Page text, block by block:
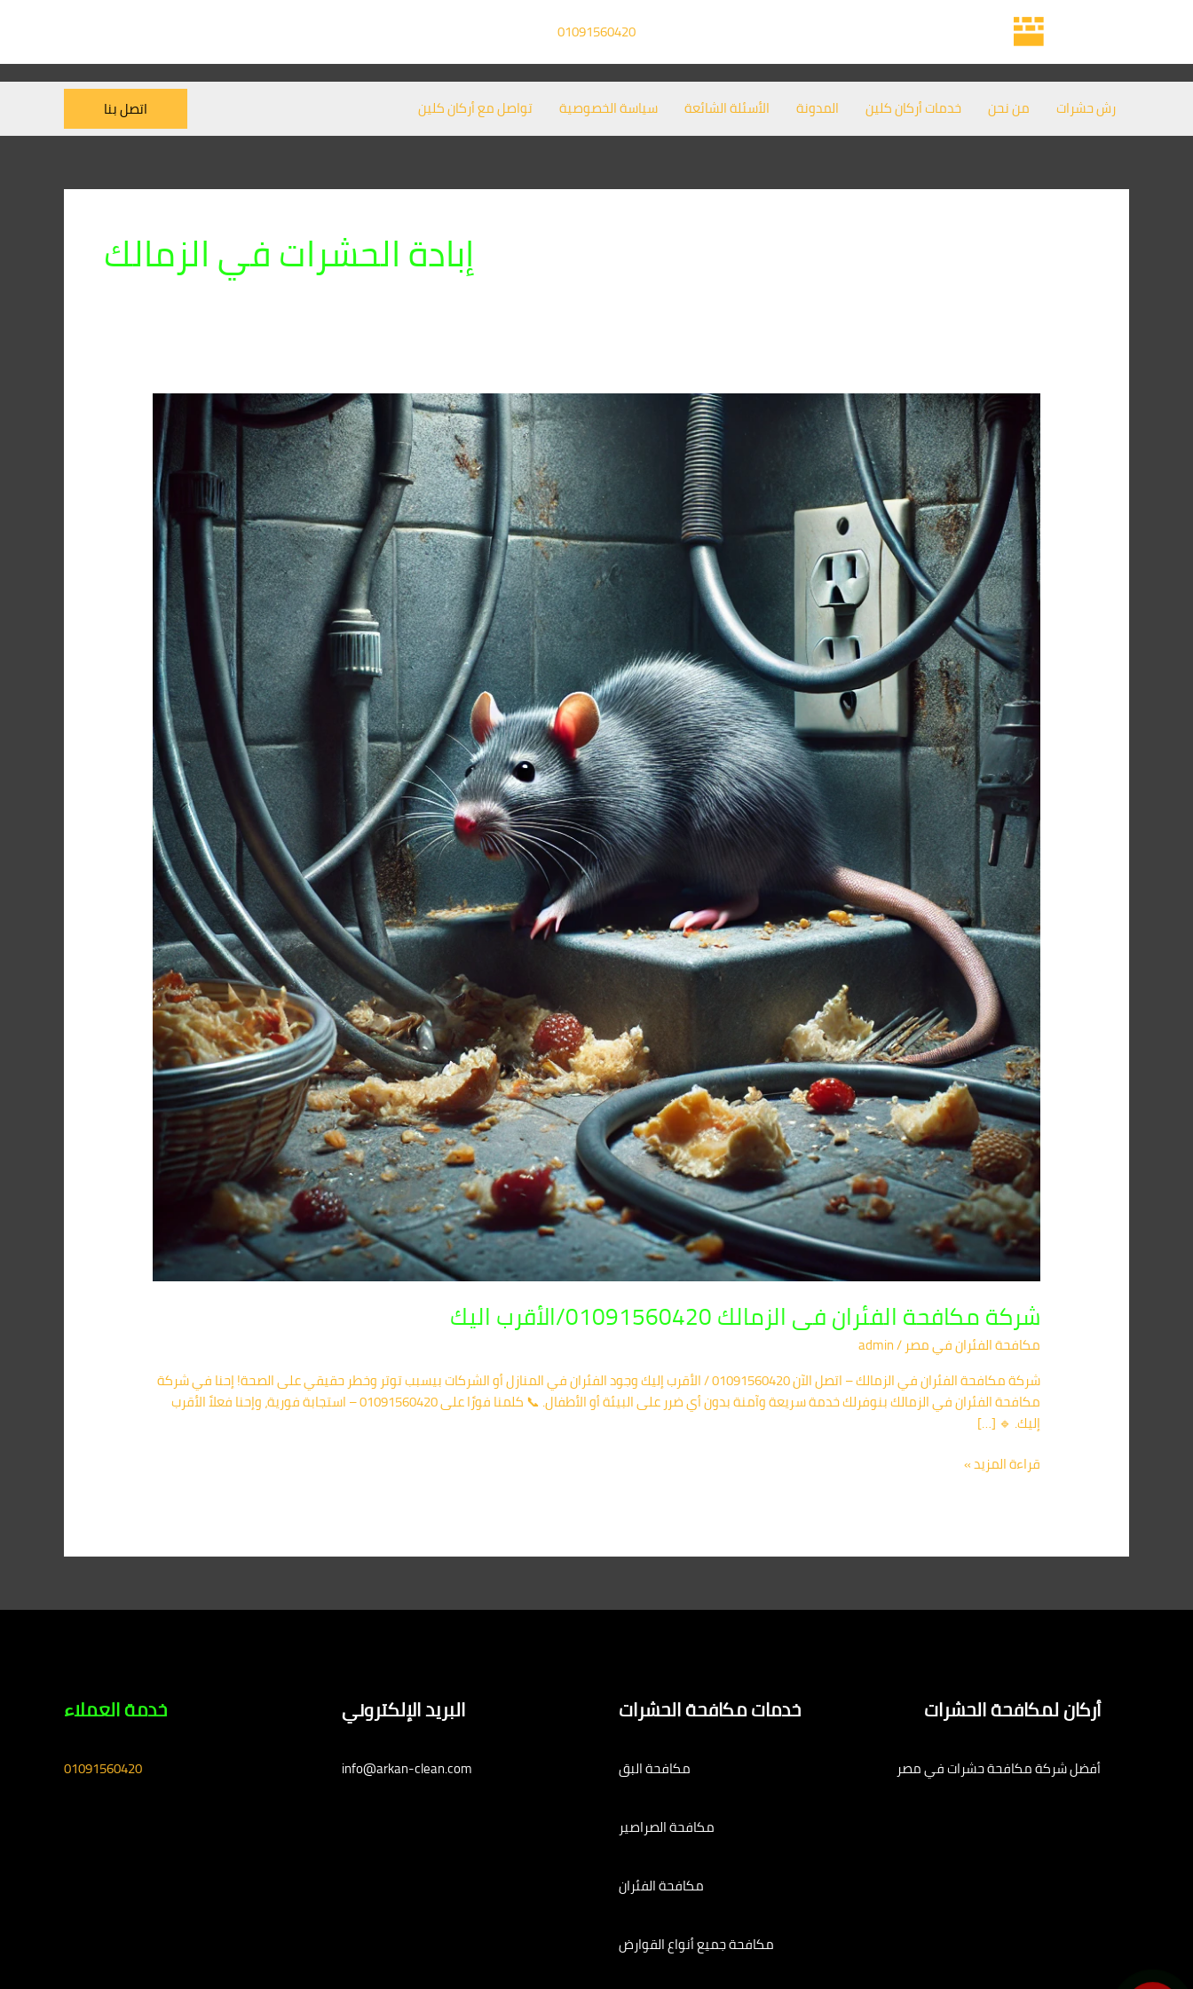
01091560420
رش حشرات من نحن خدمات أركان كلين المدونة الأسئلة الشائعة سياسة الخصوصية تواصل مع أركان كلين اتصل بنا
إبادة الحشرات في الزمالك
شركة مكافحة الفئران فى الزمالك 01091560420/الأقرب اليك
مكافحة الفئران​ في مصر /
admin
شركة مكافحة الفئران في الزمالك – اتصل الآن 01091560420 / الأقرب إليك وجود الفئران في المنازل أو الشركات بيسبب توتر وخطر حقيقي على الصحة! إحنا في شركة
مكافحة الفئران في الزمالك بنوفرلك خدمة سريعة وآمنة بدون أي ضرر على البيئة أو الأطفال. 📞 كلمنا فورًا على 01091560420 – استجابة فورية، وإحنا فعلاً الأقرب
إليك. 🔹 […]
شركة
مكافحة
الفئران
فى
الزمالك
01091560420/
الأقرب
اليك
قراءة المزيد »
أركان لمكافحة الحشرات
أفضل شركة مكافحة حشرات في مصر
خدمات مكافحة الحشرات
مكافحة البق
مكافحة الصراصير
مكافحة الفئران
مكافحة جميع أنواع القوارض
البريد الإلكتروني
info@arkan-clean.com
خدمة العملاء
01091560420